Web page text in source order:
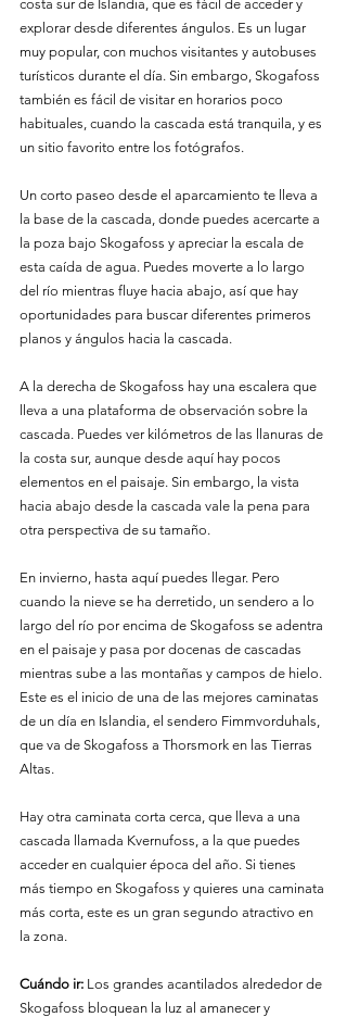
costa sur de Islandia, que es fácil de acceder y
explorar desde diferentes ángulos. Es un lugar
muy popular, con muchos visitantes y autobuses
turísticos durante el día. Sin embargo, Skogafoss
también es fácil de visitar en horarios poco
habituales, cuando la cascada está tranquila, y es
un sitio favorito entre los fotógrafos.
Un corto paseo desde el aparcamiento te lleva a
la base de la cascada, donde puedes acercarte a
la poza bajo Skogafoss y apreciar la escala de
esta caída de agua. Puedes moverte a lo largo
del río mientras fluye hacia abajo, así que hay
oportunidades para buscar diferentes primeros
planos y ángulos hacia la cascada.
A la derecha de Skogafoss hay una escalera que
lleva a una plataforma de observación sobre la
cascada. Puedes ver kilómetros de las llanuras de
la costa sur, aunque desde aquí hay pocos
elementos en el paisaje. Sin embargo, la vista
hacia abajo desde la cascada vale la pena para
otra perspectiva de su tamaño.
En invierno, hasta aquí puedes llegar. Pero
cuando la nieve se ha derretido, un sendero a lo
largo del río por encima de Skogafoss se adentra
en el paisaje y pasa por docenas de cascadas
mientras sube a las montañas y campos de hielo.
Este es el inicio de una de las mejores caminatas
de un día en Islandia, el sendero Fimmvorduhals,
que va de Skogafoss a Thorsmork en las Tierras
Altas.
Hay otra caminata corta cerca, que lleva a una
cascada llamada Kvernufoss, a la que puedes
acceder en cualquier época del año. Si tienes
más tiempo en Skogafoss y quieres una caminata
más corta, este es un gran segundo atractivo en
la zona.
Cuándo ir: Los grandes acantilados alrededor de
Skogafoss bloquean la luz al amanecer y